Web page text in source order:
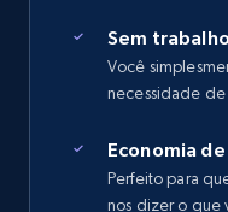
Sem
Você
necessidade
Economia
Perfeito para
nos dizer o que